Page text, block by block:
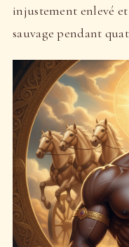
injustement enlevé
sauvage pendant